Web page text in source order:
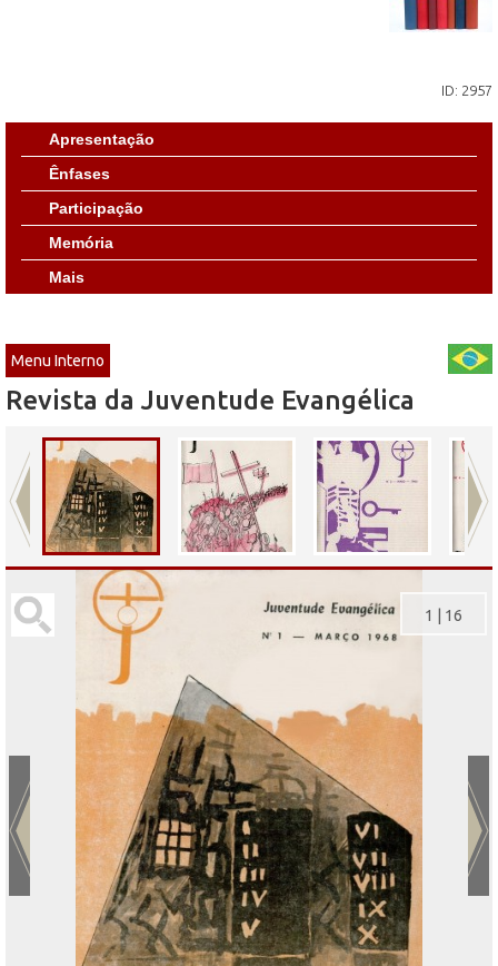
ID: 2957
Apresentação
Ênfases
Participação
Memória
Mais
Menu Interno
Revista da Juventude Evangélica
1 16